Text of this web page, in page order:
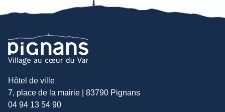
Hôtel de ville
7, place de la mairie | 83790 Pignans
04 94 13 54 90